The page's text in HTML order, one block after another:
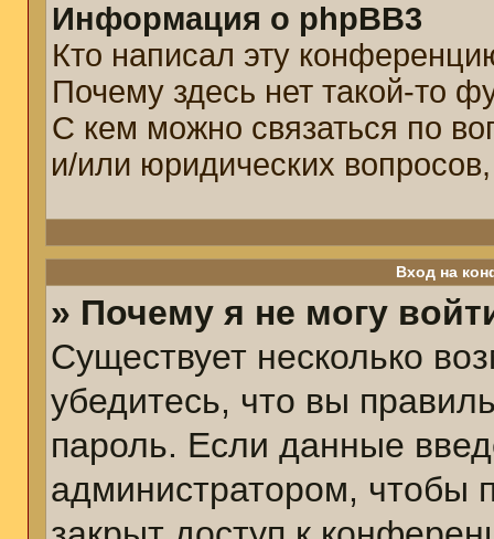
Информация о phpBB3
Кто написал эту
Почему здесь нет такой-то
С кем можно связаться по
и/или юридических
Вход на
» Почему я не могу
Существует несколько
убедитесь, что вы
пароль. Если данные
администратором, чтобы